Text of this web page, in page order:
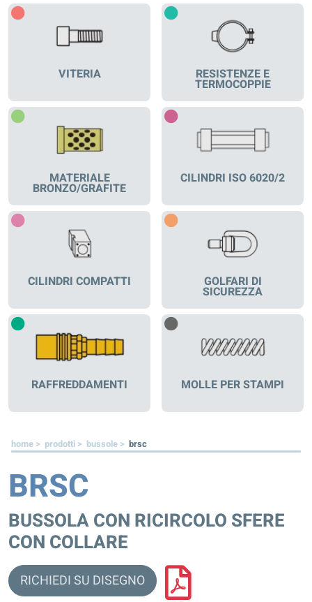
VITERIA RESISTENZE E
TERMOCOPPIE
MATERIALE
BRONZO/GRAFITE
CILINDRI ISO 6020/2
CILINDRI COMPATTI GOLFARI DI
SICUREZZA
RAFFREDDAMENTI MOLLE PER STAMPI
home > prodotti > bussole > brsc
BRSC
BUSSOLA CON RICIRCOLO SFERE
CON COLLARE
RICHIEDI SU DISEGNO